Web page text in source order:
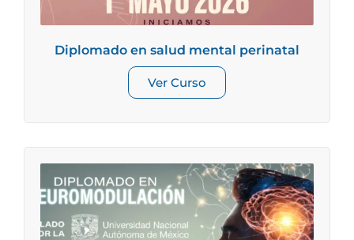
Diplomado en salud mental perinatal
Ver Curso